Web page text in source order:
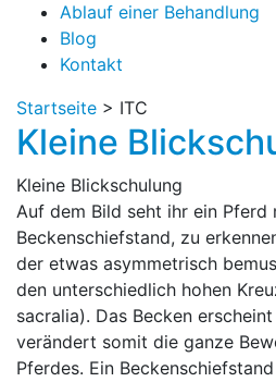
Ablauf einer Behandlung
Blog
Kontakt
Startseite > ITC
Kleine
Kleine Blickschulung
Auf dem Bild seht ihr ein Pferd
Beckenschiefstand, zu
der etwas asymmetrisch
den unterschiedlich hohen
sacralia). Das Becken
verändert somit die ganze
Pferdes. Ein